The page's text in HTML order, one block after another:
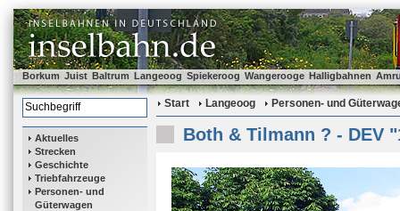
Borkum Juist Baltrum Langeoog Spiekeroog Wangerooge Halligbahnen
Aktuelles
Strecken
Geschichte
Triebfahrzeuge
Personen- und
Güterwagen
Start Langeoog Personen- und
Both & Tilmann ? - DEV